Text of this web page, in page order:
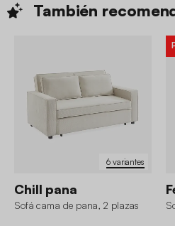
También
6 variantes
Chill pana
Sofá cama de pana, 2 plazas